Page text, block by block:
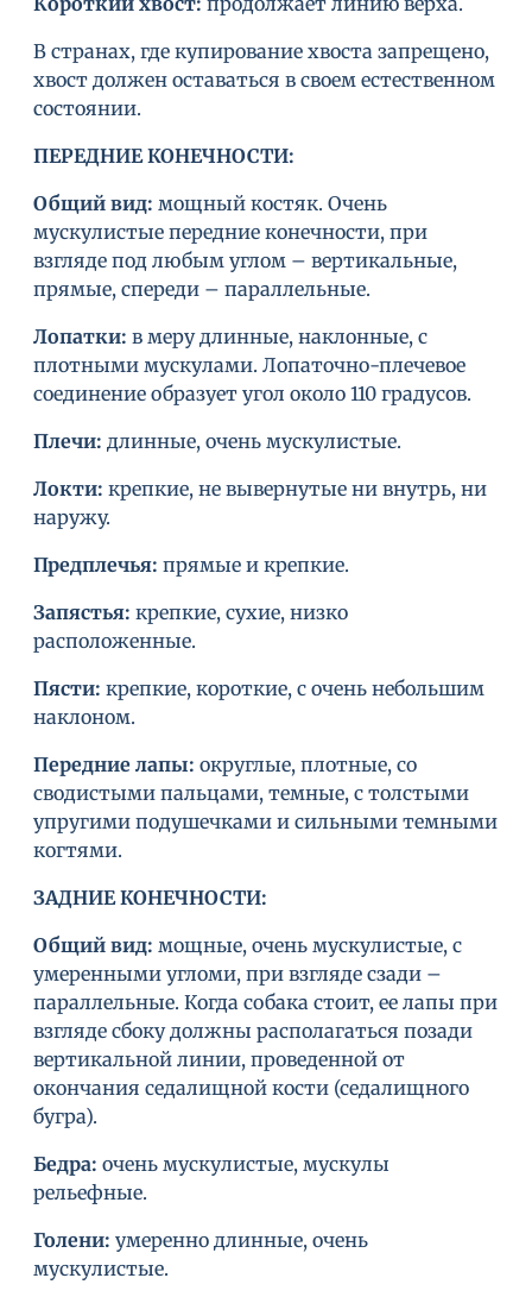
В странах, где купирование хвоста запрещено,
хвост должен оставаться в своем естественном
состоянии.
ПЕРЕДНИЕ КОНЕЧНОСТИ:
Общий вид: мощный костяк. Очень
мускулистые передние конечности, при
взгляде под любым углом – вертикальные,
прямые, спереди – параллельные.
Лопатки: в меру длинные, наклонные, с
плотными мускулами. Лопаточно-плечевое
соединение образует угол около 110 градусов.
Плечи: длинные, очень мускулистые.
Локти: крепкие, не вывернутые ни внутрь, ни
наружу.
Предплечья: прямые и крепкие.
Запястья: крепкие, сухие, низко
расположенные.
Пясти: крепкие, короткие, с очень небольшим
наклоном.
Передние лапы: округлые, плотные, со
сводистыми пальцами, темные, с толстыми
упругими подушечками и сильными темными
когтями.
ЗАДНИЕ КОНЕЧНОСТИ:
Общий вид: мощные, очень мускулистые, с
умеренными угломи, при взгляде сзади –
параллельные. Когда собака стоит, ее лапы при
взгляде сбоку должны располагаться позади
вертикальной линии, проведенной от
окончания седалищной кости (седалищного
бугра).
Бедра: очень мускулистые, мускулы
рельефные.
Голени: умеренно длинные, очень
мускулистые.